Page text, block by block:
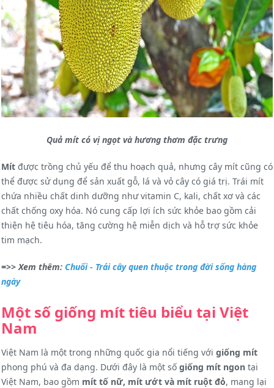
Quả mít có vị ngọt và hương thơm đặc trưng
Mít được trồng chủ yếu để thu hoạch quả, nhưng cây mít cũng có
thể được sử dụng để sản xuất gỗ, lá và vỏ cây có giá trị. Trái mít
chứa nhiều chất dinh dưỡng như vitamin C, kali, chất xơ và các
chất chống oxy hóa. Nó cung cấp lợi ích sức khỏe bao gồm cải
thiện hệ tiêu hóa, tăng cường hệ miễn dịch và hỗ trợ sức khỏe
tim mạch.
=>> Xem thêm: Chuối - Trái cây quen thuộc trong đời sống hàng
ngày
Một số giống mít tiêu biểu tại Việt
Nam
Việt Nam là một trong những quốc gia nổi tiếng với giống mít
phong phú và đa dạng. Dưới đây là một số giống mít ngon tại
Việt Nam, bao gồm mít tố nữ, mít ướt và mít ruột đỏ, mang lại